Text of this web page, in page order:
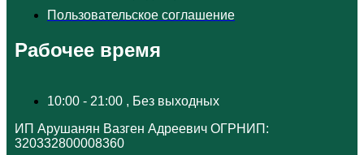
Пользовательское соглашение
Рабочее время
10:00 - 21:00 , Без выходных
ИП Арушанян Вазген Адреевич ОГРНИП:
320332800008360